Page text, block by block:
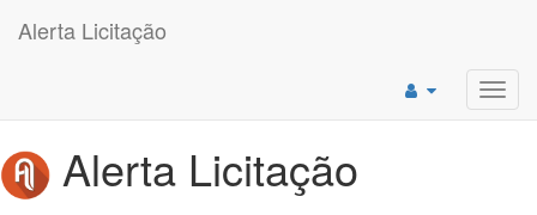
Alerta Licitação
Alerta Licitação